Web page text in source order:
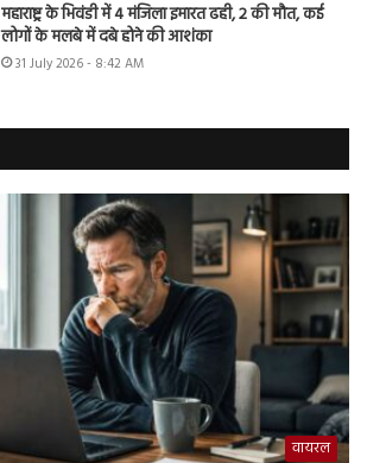
महाराष्ट्र के भिवंडी में 4 मंजिला इमारत ढही, 2 की मौत, कई
लोगों के मलबे में दबे होने की आशंका
31 July 2026 - 8:42 AM
वायरल